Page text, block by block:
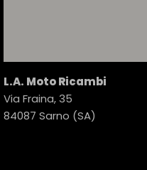
L.A. Moto Ricambi
Via Fraina, 35
84087 Sarno (SA)